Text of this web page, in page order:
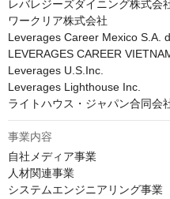
レバレジーズダイニング株式会
ワークリア株式会社
Leverages Career Mexico S.A.
LEVERAGES CAREER
Leverages U.S.Inc.
Leverages Lighthouse Inc.
ライトハウス・ジャパン合同会
事業内容
自社メディア事業
人材関連事業
システムエンジニアリング事業